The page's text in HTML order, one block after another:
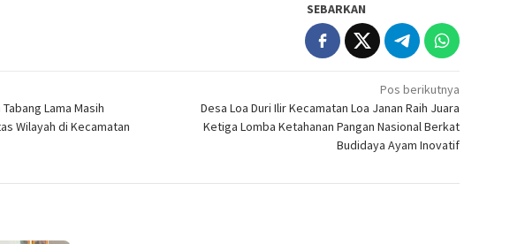
SEBARKAN
Lama Masih
Wilayah di Kecamatan
Pos berikutnya
Desa Loa Duri Ilir Kecamatan Loa Janan Raih Juara
Ketiga Lomba Ketahanan Pangan Nasional Berkat
Budidaya Ayam Inovatif